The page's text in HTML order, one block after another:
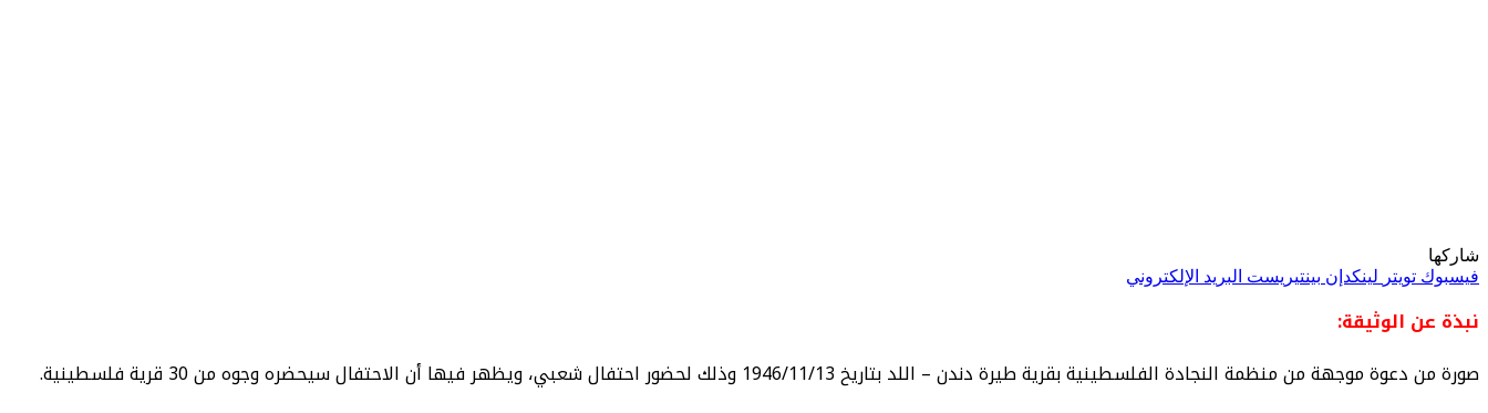
شاركها
فيسبوك تويتر لينكدإن بينتيريست البريد الإلكتروني
نبذة عن الوثيقة:
صورة من دعوة موجهة من منظمة النجادة الفلسطينية بقرية طيرة دندن – اللد بتاريخ 1946/11/13 وذلك لحضور احتفال شعبي، ويظهر فيها أن الاحتفال سيحضره وجوه من 30 قرية فلسطينية.